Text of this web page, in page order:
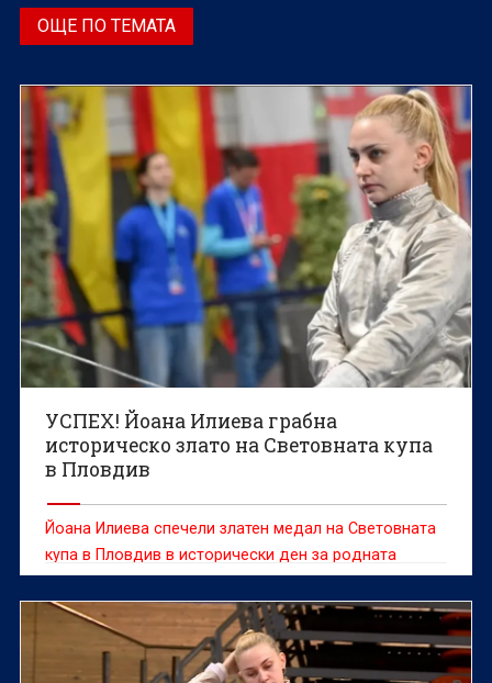
ОЩЕ ПО ТЕМАТА
УСПЕХ! Йоана Илиева грабна
историческо злато на Световната купа
в Пловдив
Йоана Илиева спечели златен медал на Световната
купа в Пловдив в исторически ден за родната
фехтовка